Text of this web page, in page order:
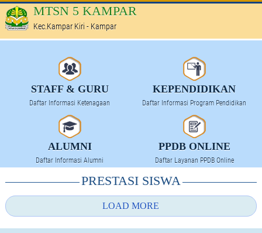
MTSN 5 KAMPAR
Kec.Kampar Kiri - Kampar
SEKAPUR SIRIH
KOMITE SEKOLAH
TATA TERTIB SEKOLAH
PRESTASI SEKOLAH
FASILITAS
KEPENDIDIKAN
STAFF & GURU
Daftar Informasi Ketenagaan
KEPENDIDIKAN
Daftar Informasi Program Pendidikan
ALUMNI
Daftar Informasi Alumni
PPDB ONLINE
Daftar Layanan PPDB Online
PRESTASI SISWA
LOAD MORE